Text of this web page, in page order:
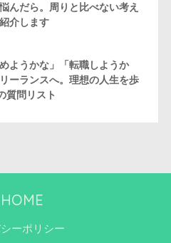
んだら。周りと比べない考え
介します
めようかな」「転職しようか
ーランスへ。理想の人生を歩
質問リスト
ーポリシー